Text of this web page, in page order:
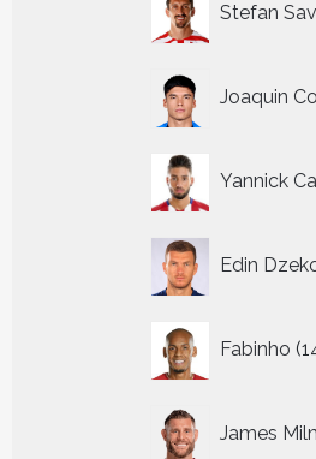
Stefan
Joaquin
Yannick
Edin
Fabinho
James